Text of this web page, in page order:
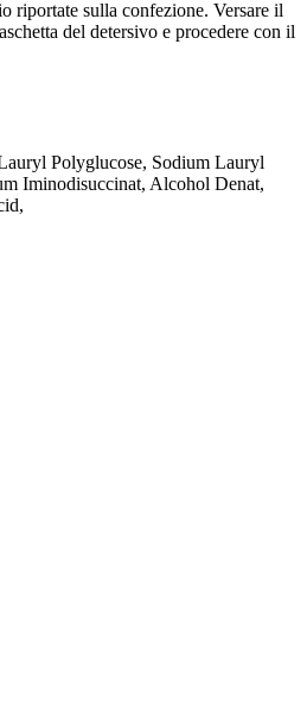
riportate sulla confezione. Versare il
del detersivo e procedere con il
Polyglucose, Sodium Lauryl
Iminodisuccinat, Alcohol Denat,